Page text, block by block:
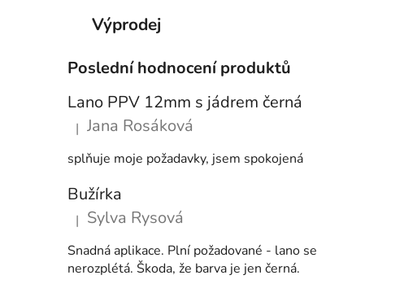
Výprodej
Poslední hodnocení produktů
Lano PPV 12mm s jádrem černá
Hodnocení produktu je 5 z 5 hvězdiček.
| Jana Rosáková
splňuje moje požadavky, jsem spokojená
Bužírka
Hodnocení produktu je 5 z 5 hvězdiček.
| Sylva Rysová
Snadná aplikace. Plní požadované - lano se
nerozplétá. Škoda, že barva je jen černá.